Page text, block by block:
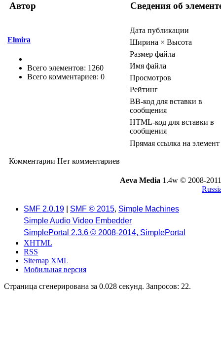
Автор Сведения об
Elmira
Всего элементов: 1260
Всего комментариев: 0
Дата публикации
Ширина × Высота
Размер файла
Имя файла
Просмотров
Рейтинг
BB-код для вставки в
сообщения
HTML-код для вставки в
сообщения
Прямая ссылка на элемент
Комментарии Нет комментариев
Aeva Media 1.4w © 2008-
SMF 2.0.19 SMF © 2015, Simple Machines
Simple Audio Video Embedder
SimplePortal 2.3.6 © 2008-2014, SimplePortal
XHTML
RSS
Sitemap XML
Мобильная версия
Страница сгенерирована за 0.028 секунд. Запросов: 22.